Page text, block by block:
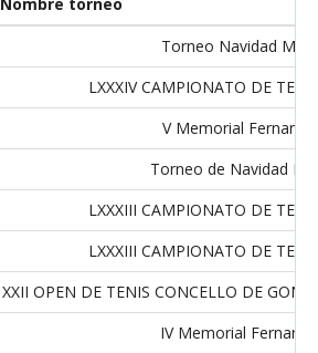
Torneo Navidad
LXXXIV CAMPIONATO DE
V Memorial
Torneo de Navidad
LXXXIII CAMPIONATO DE
LXXXIII CAMPIONATO DE
XXII OPEN DE TENIS CONCELLO DE
IV Memorial